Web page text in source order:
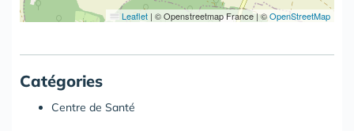
Leaflet | © Openstreetmap France | ©OpenStreetMap
Catégories
Centre de Santé